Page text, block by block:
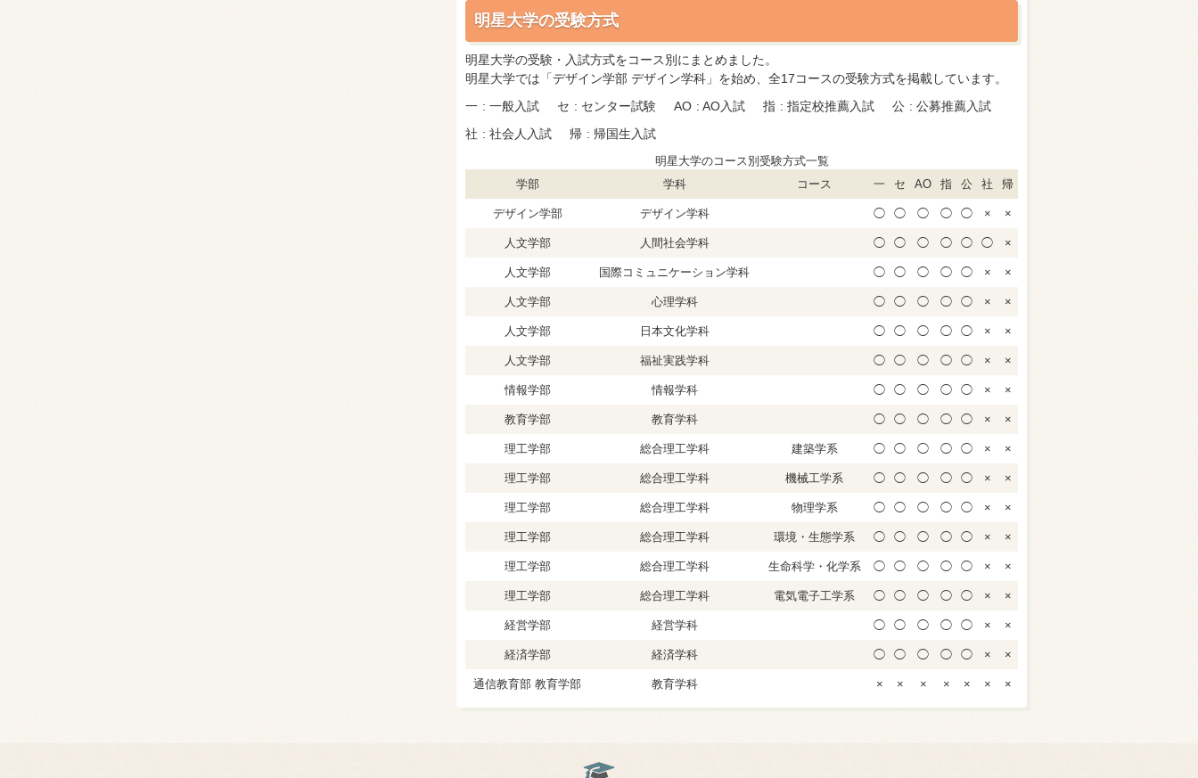
明星大学の受験方式
明星大学の受験・入試方式をコース別にまとめました。
明星大学では「デザイン学部 デザイン学科」を始め、全17コースの受験方式を掲載しています。
一
一般入試 セ センター試験 AO AO入試 指 指定校推薦入試 公
公募推薦入試
社
社会人入試 帰 帰国生入試
明星大学のコース別受験方式一覧
学部
学科 コース 一 セ AO 指 公 社 帰
デザイン学部 デザイン学科 ◯ ◯ ◯ ◯ ◯ × ×
人文学部 人間社会学科 ◯ ◯ ◯ ◯ ◯ ◯ ×
人文学部 国際コミュニケーション学科 ◯ ◯ ◯ ◯ ◯ × ×
人文学部 心理学科 ◯ ◯ ◯ ◯ ◯ × ×
人文学部 日本文化学科 ◯ ◯ ◯ ◯ ◯ × ×
人文学部 福祉実践学科 ◯ ◯ ◯ ◯ ◯ × ×
情報学部 情報学科 ◯ ◯ ◯ ◯ ◯ × ×
教育学部 教育学科 ◯ ◯ ◯ ◯ ◯ × ×
理工学部 総合理工学科 建築学系 ◯ ◯ ◯ ◯ ◯ × ×
理工学部 総合理工学科 機械工学系 ◯ ◯ ◯ ◯ ◯ × ×
理工学部 総合理工学科 物理学系 ◯ ◯ ◯ ◯ ◯ × ×
理工学部 総合理工学科 環境・生態学系 ◯ ◯ ◯ ◯ ◯ × ×
理工学部 総合理工学科 生命科学・化学系 ◯ ◯ ◯ ◯ ◯ × ×
理工学部 総合理工学科 電気電子工学系 ◯ ◯ ◯ ◯ ◯ × ×
経営学部 経営学科 ◯ ◯ ◯ ◯ ◯ × ×
経済学部 経済学科 ◯ ◯ ◯ ◯ ◯ × ×
通信教育部 教育学部 教育学科 × × × × × × ×